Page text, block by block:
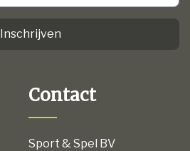
Inschrijven
Contact
Sport & Spel BV